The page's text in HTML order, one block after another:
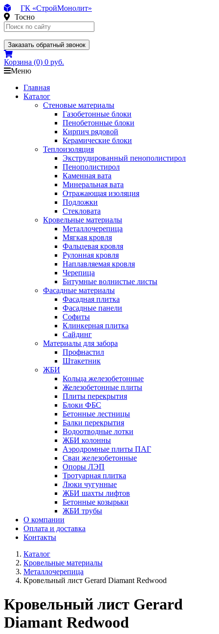
ГК «СтройМонолит»
Тосно
Заказать обратный звонок
Корзина (0) 0 руб.
Меню
Главная
Каталог
Стеновые материалы
Газобетонные блоки
Пенобетонные блоки
Кирпич рядовой
Керамические блоки
Теплоизоляция
Экструдированный пенополистирол
Пенополистирол
Каменная вата
Минеральная вата
Отражающая изоляция
Подложки
Стекловата
Кровельные материалы
Металлочерепица
Мягкая кровля
Фальцевая кровля
Рулонная кровля
Наплавляемая кровля
Черепица
Битумные волнистые листы
Фасадные материалы
Фасадная плитка
Фасадные панели
Софиты
Клинкерная плитка
Сайдинг
Материалы для забора
Профнастил
Штакетник
ЖБИ
Кольца железобетонные
Железобетонные плиты
Плиты перекрытия
Блоки ФБС
Бетонные лестницы
Балки перекрытия
Водоотводные лотки
ЖБИ колонны
Аэродромные плиты ПАГ
Сваи железобетонные
Опоры ЛЭП
Тротуарная плитка
Люки чугунные
ЖБИ шахты лифтов
Бетонные козырьки
ЖБИ трубы
О компании
Оплата и доставка
Контакты
Каталог
Кровельные материалы
Металлочерепица
Кровельный лист Gerard Diamant Redwood
Кровельный лист Gerard
Diamant Redwood